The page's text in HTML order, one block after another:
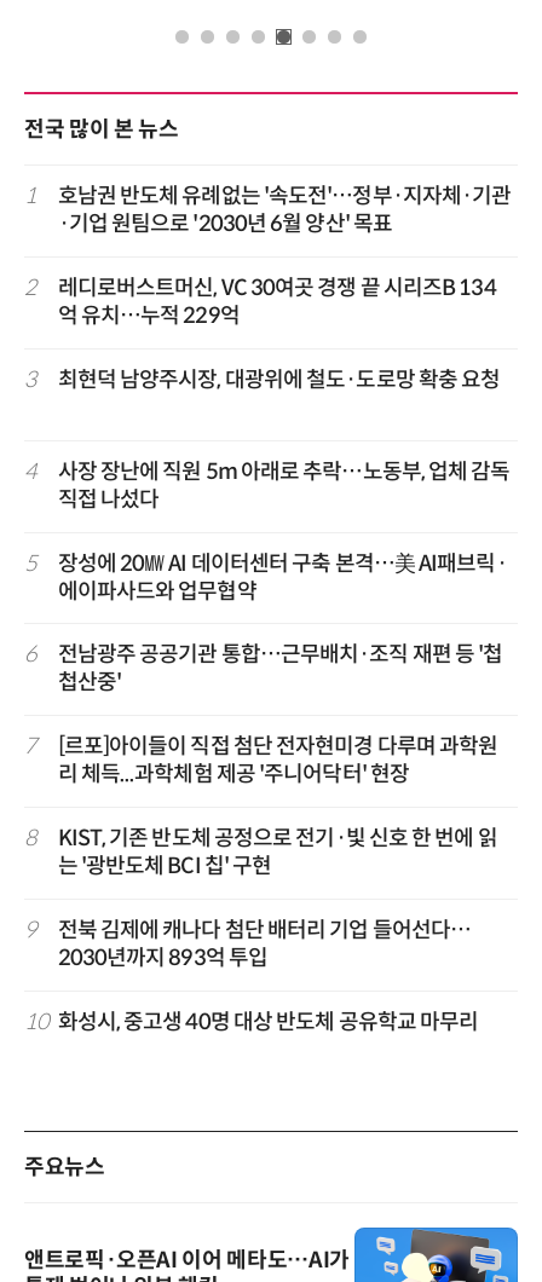
전국 많이 본 뉴스
1
호남권 반도체 유례없는 '속도전'…정부·지자체·기관
·기업 원팀으로 '2030년 6월 양산' 목표
2
레디로버스트머신, VC 30여곳 경쟁 끝 시리즈B 134
억 유치…누적 229억
3 최현덕 남양주시장, 대광위에 철도·도로망 확충 요청
4
사장 장난에 직원 5m 아래로 추락…노동부, 업체 감독
직접 나섰다
5
장성에 20㎿ AI 데이터센터 구축 본격…美 AI패브릭·
에이파사드와 업무협약
6
전남광주 공공기관 통합…근무배치·조직 재편 등 '첩
첩산중'
7
[르포]아이들이 직접 첨단 전자현미경 다루며 과학원
리 체득...과학체험 제공 '주니어닥터' 현장
8
KIST, 기존 반도체 공정으로 전기·빛 신호 한 번에 읽
는 '광반도체 BCI 칩' 구현
9
전북 김제에 캐나다 첨단 배터리 기업 들어선다…
2030년까지 893억 투입
10 화성시, 중고생 40명 대상 반도체 공유학교 마무리
주요뉴스
앤트로픽·오픈AI 이어 메타도…AI가